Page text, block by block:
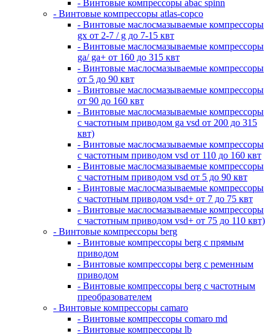
- Винтовые компрессоры abac spinn
- Винтовые компрессоры atlas-copco
- Винтовые маслосмазываемые компрессоры
gx от 2-7 / g до 7-15 квт
- Винтовые маслосмазываемые компрессоры
ga/ ga+ от 160 до 315 квт
- Винтовые маслосмазываемые компрессоры
от 5 до 90 квт
- Винтовые маслосмазываемые компрессоры
от 90 до 160 квт
- Винтовые маслосмазываемые компрессоры
с частотным приводом ga vsd от 200 до 315
квт)
- Винтовые маслосмазываемые компрессоры
с частотным приводом vsd от 110 до 160 квт
- Винтовые маслосмазываемые компрессоры
с частотным приводом vsd от 5 до 90 квт
- Винтовые маслосмазываемые компрессоры
с частотным приводом vsd+ от 7 до 75 квт
- Винтовые маслосмазываемые компрессоры
с частотным приводом vsd+ от 75 до 110 квт)
- Винтовые компрессоры berg
- Винтовые компрессоры berg с прямым
приводом
- Винтовые компрессоры berg с ременным
приводом
- Винтовые компрессоры berg с частотным
преобразователем
- Винтовые компрессоры camaro
- Винтовые компрессоры comaro md
- Винтовые компрессоры lb